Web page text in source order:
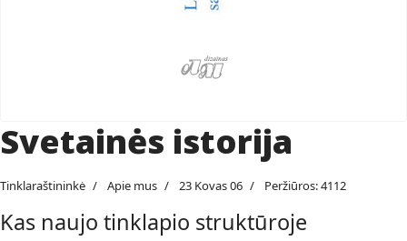
Svetainės istorija
Tinklaraštininkė Apie mus 23 Kovas 06 Peržiūros: 4112
Kas naujo tinklapio struktūroje